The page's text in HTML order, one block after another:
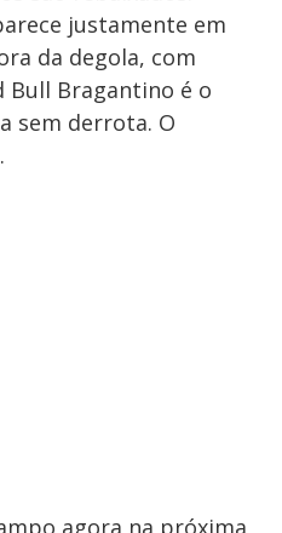
justamente em
da degola, com
Bull Bragantino é o
sem derrota. O